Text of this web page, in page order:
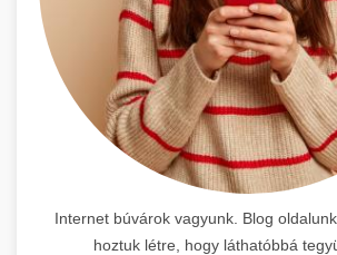
Internet búvárok vagyunk. Blog
hoztuk létre, hogy láthatóbbá